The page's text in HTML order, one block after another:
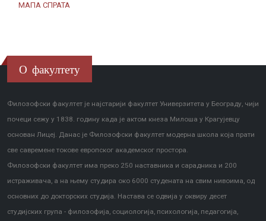
МАПА СПРАТА
О факултету
Филозофски факултет је најстарији факултет Универзитета у Београду, чији
почеци сежу у 1838. годину када је актом кнеза Милоша у Крагујевцу
основан Лицеј. Данас је Филозофски факултет модерна школа која прати
све савремене токове европског академског простора.
Филозофски факултет има преко 250 наставника и сарадника и 200
истраживача, а на њему студира око 6000 студената на свим нивоима, од
основних до докторских студија. Настава се одвија у оквиру десет
студијских група - филозофија, социологија, психологија, педагогија,